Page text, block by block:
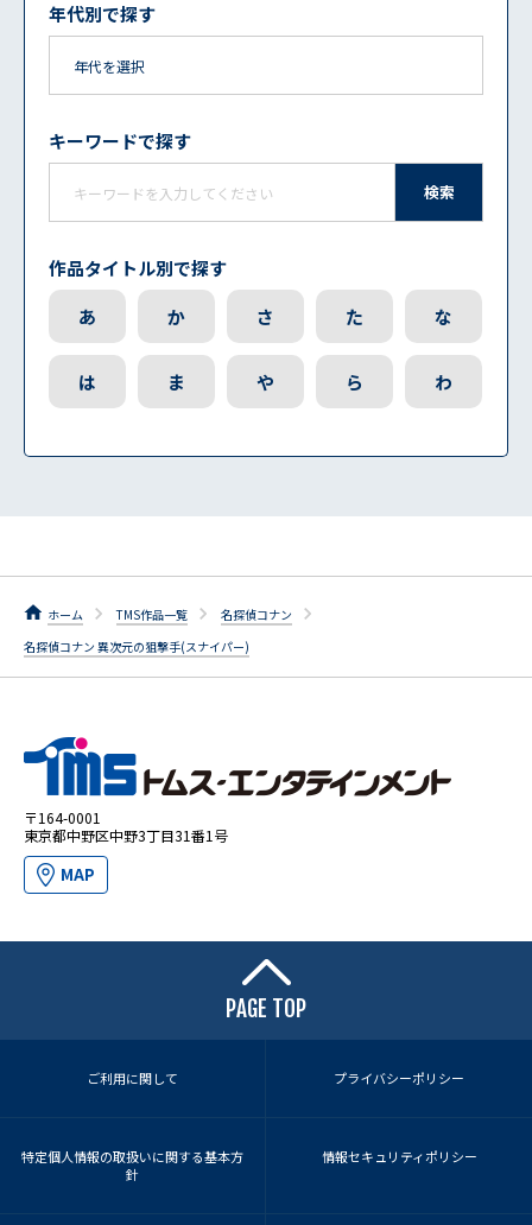
年代別で探す
キーワードで探す
検索
作品タイトル別で探す
あ
か さ た な
は ま や ら わ
ホーム TMS作品一覧
名探偵コナン
名探偵コナン 異次元の狙撃手(スナイパー)
〒164-0001
東京都中野区中野3丁目31番1号
MAP
PAGE TOP
ご利用に関して プライバシーポリシー
特定個人情報の取扱いに関する基本方
針
情報セキュリティポリシー